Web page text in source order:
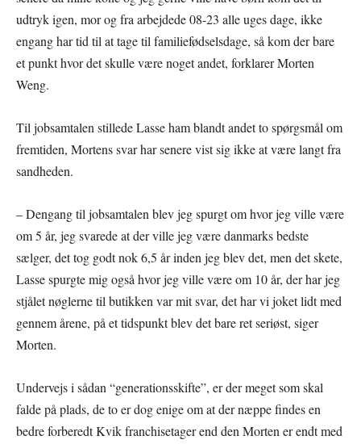
udtryk igen, mor og fra arbejdede 08-23 alle uges dage, ikke
engang har tid til at tage til familiefødselsdage, så kom der bare
et punkt hvor det skulle være noget andet, forklarer Morten
Weng.
Til jobsamtalen stillede Lasse ham blandt andet to spørgsmål om
fremtiden, Mortens svar har senere vist sig ikke at være langt fra
sandheden.
– Dengang til jobsamtalen blev jeg spurgt om hvor jeg ville være
om 5 år, jeg svarede at der ville jeg være danmarks bedste
sælger, det tog godt nok 6,5 år inden jeg blev det, men det skete,
Lasse spurgte mig også hvor jeg ville være om 10 år, der har jeg
stjålet nøglerne til butikken var mit svar, det har vi joket lidt med
gennem årene, på et tidspunkt blev det bare ret seriøst, siger
Morten.
Undervejs i sådan “generationsskifte”, er der meget som skal
falde på plads, de to er dog enige om at der næppe findes en
bedre forberedt Kvik franchisetager end den Morten er endt med